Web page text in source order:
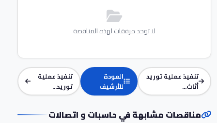
لا توجد مرفقات لهذه المناقصة
تنفيذ عملية توريد
أثاث...
العودة
للأرشيف
تنفيذ عملية
توريد...
مناقصات مشابهة في حاسبات و اتصالات